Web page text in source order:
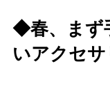
◆春、まず
いアクセ